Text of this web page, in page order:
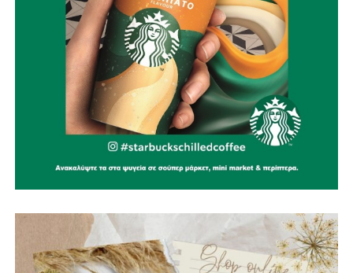
προοπτική. Γνωρίζουμε ότι η πορεία έως την ολοκλήρωση
ενός έργου τέτοιας κλίμακας είναι απαιτητική. Με σχέδιο,
συνέπεια και αποφασιστικότητα, όμως, συνεχίζουμε να
κάνουμε όλα τα αναγκαία βήματα για να γίνει
πραγματικότητα».